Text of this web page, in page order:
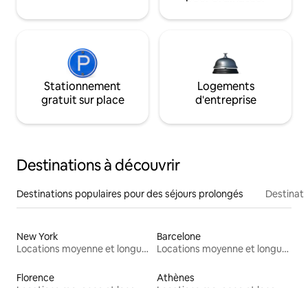
Stationnement
gratuit sur place
Logements
d'entreprise
Destinations à découvrir
Destinations populaires pour des séjours prolongés
New York
Locations moyenne et longue durée
Barcelone
Locations moyenne et longue durée
Florence
Athènes